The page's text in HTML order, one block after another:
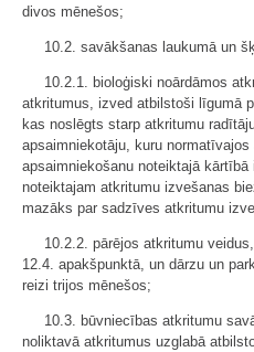
divos mēnešos;
10.2. savākšanas laukumā un
10.2.1. bioloģiski noārdāmos
atkritumus, izved atbilstoši līgumā
kas noslēgts starp atkritumu
apsaimniekotāju, kuru
apsaimniekošanu noteiktajā kārtībā
noteiktajam atkritumu izvešanas
mazāks par sadzīves atkritumu
10.2.2. pārējos atkritumu
12.4. apakšpunktā, un dārzu un
reizi trijos mēnešos;
10.3. būvniecības atkritumu
noliktavā atkritumus uzglabā